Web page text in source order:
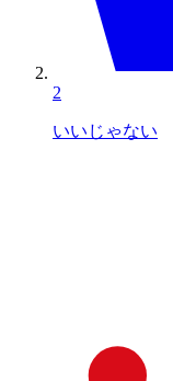
2
いいじゃない